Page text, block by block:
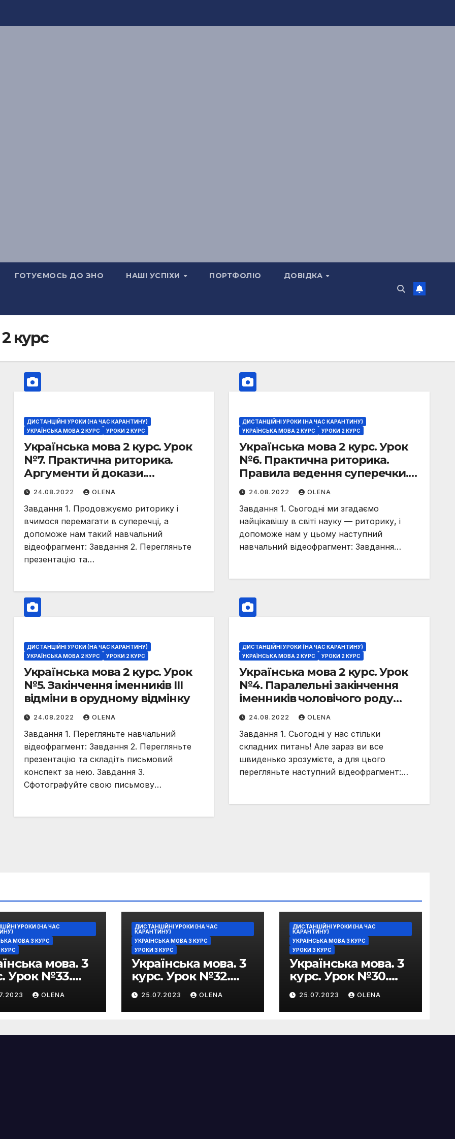
ГОТУЄМОСЬ ДО ЗНО НАШІ УСПІХИ ПОРТФОЛІО ДОВІДКА
курс
ДИСТАНЦІЙНІ УРОКИ (НА ЧАС КАРАНТИНУ)
УКРАЇНСЬКА МОВА 2 КУРС
УРОКИ 2 КУРС
Українська мова 2 курс. Урок
№7. Практична риторика.
Аргументи й докази.
Збирання матеріалу,
аргументів для виступу
24.08.2022 OLENA
Завдання 1. Продовжуємо риторику і
вчимося перемагати в суперечці, а
допоможе нам такий навчальний
відеофрагмент: Завдання 2. Перегляньте
презентацію та…
ДИСТАНЦІЙНІ УРОКИ (НА ЧАС КАРАНТИНУ)
УКРАЇНСЬКА МОВА 2 КУРС
УРОКИ 2 КУРС
Українська мова 2 курс. Урок
№6. Практична риторика.
Правила ведення суперечки.
Визначення теми й мети
суперечки
24.08.2022 OLENA
Завдання 1. Сьогодні ми згадаємо
найцікавішу в світі науку — риторику, і
допоможе нам у цьому наступний
навчальний відеофрагмент: Завдання…
ДИСТАНЦІЙНІ УРОКИ (НА ЧАС КАРАНТИНУ)
УКРАЇНСЬКА МОВА 2 КУРС
УРОКИ 2 КУРС
Українська мова 2 курс. Урок
№5. Закінчення іменників ІІІ
відміни в орудному відмінку
24.08.2022 OLENA
Завдання 1. Перегляньте навчальний
відеофрагмент: Завдання 2. Перегляньте
презентацію та складіть письмовий
конспект за нею. Завдання 3.
Сфотографуйте свою письмову…
ДИСТАНЦІЙНІ УРОКИ (НА ЧАС КАРАНТИНУ)
УКРАЇНСЬКА МОВА 2 КУРС
УРОКИ 2 КУРС
Українська мова 2 курс. Урок
№4. Паралельні закінчення
іменників чоловічого роду
давального відмінка;
іменників знахідного відмінка
іменників місцевого відмінка
однини; іменників місцевого
відмінка множини
24.08.2022 OLENA
Завдання 1. Сьогодні у нас стільки
складних питань! Але зараз ви все
швиденько зрозумієте, а для цього
перегляньте наступний відеофрагмент:…
УРОКИ (НА ЧАС
МОВА 3 КУРС
КУРС
мова. 3
Урок №33.
OLENA
ДИСТАНЦІЙНІ УРОКИ (НА ЧАС
КАРАНТИНУ)
УКРАЇНСЬКА МОВА 3 КУРС
УРОКИ 3 КУРС
Українська мова. 3
курс. Урок №32.
Стилістичне
забарвлення
фразеологізмів
25.07.2023 OLENA
ДИСТАНЦІЙНІ УРОКИ (НА ЧАС
КАРАНТИНУ)
УКРАЇНСЬКА МОВА 3 КУРС
УРОКИ 3 КУРС
Українська мова. 3
курс. Урок №30.
Практична
риторика. Оцінюва
льні жанри.
25.07.2023 OLENA